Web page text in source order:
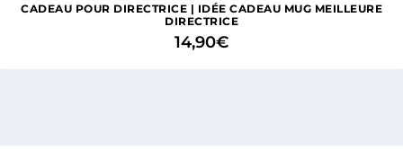
CADEAU POUR DIRECTRICE | IDÉE CADEAU MUG MEILLEURE
DIRECTRICE
14,90€